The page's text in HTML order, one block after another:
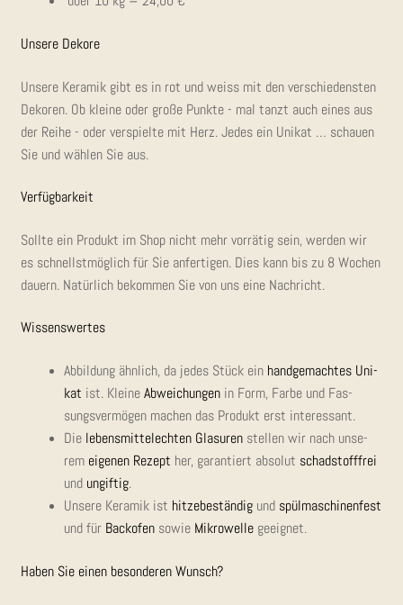
Unse­re Dekore
Unse­re Kera­mik gibt es in rot und weiss mit den ver­schie­dens­ten
Deko­ren. Ob klei­ne oder gro­ße Punk­te - mal tanzt auch eines aus
der Rei­he - oder ver­spiel­te mit Herz. Jedes ein Uni­kat … schau­en
Sie und wäh­len Sie aus.
Ver­füg­bar­keit
Soll­te ein Pro­dukt im Shop nicht mehr vor­rä­tig sein, wer­den wir
es schnellst­mög­lich für Sie anfer­ti­gen. Dies kann bis zu 8 Wochen
dau­ern. Natür­lich bekom­men Sie von uns eine Nachricht.
Wis­sens­wer­tes
Abbil­dung ähn­lich, da jedes Stück ein hand­ge­mach­tes Uni­
kat ist. Klei­ne Abwei­chun­genin Form, Far­be und Fas­
sungs­ver­mö­gen machen das Pro­dukt erst interessant.
Die lebens­mit­tel­ech­ten Gla­su­renstel­len wir nach unse­
rem eige­nen Rezept her, garan­tiert abso­lut schad­stoff­frei
und ungif­tig.
Unse­re Kera­mik ist hit­ze­be­stän­digund spül­ma­schi­nen­fest
und für Back­ofensowie Mikro­wel­legeeignet.
Haben Sie einen beson­de­ren Wunsch?